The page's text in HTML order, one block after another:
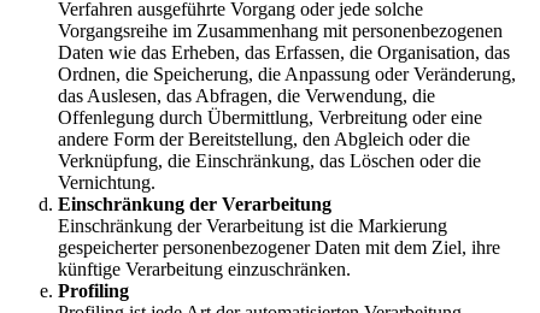
Verfahren ausgeführte Vorgang oder jede solche
Vorgangsreihe im Zusammenhang mit personenbezogenen
Daten wie das Erheben, das Erfassen, die Organisation, das
Ordnen, die Speicherung, die Anpassung oder Veränderung,
das Auslesen, das Abfragen, die Verwendung, die
Offenlegung durch Übermittlung, Verbreitung oder eine
andere Form der Bereitstellung, den Abgleich oder die
Verknüpfung, die Einschränkung, das Löschen oder die
Vernichtung.
Einschränkung der Verarbeitung
Einschränkung der Verarbeitung ist die Markierung
gespeicherter personenbezogener Daten mit dem Ziel, ihre
künftige Verarbeitung einzuschränken.
Profiling